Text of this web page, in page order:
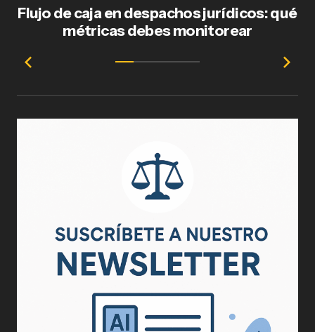
Flujo de caja en despachos jurídicos: qué
métricas debes monitorear